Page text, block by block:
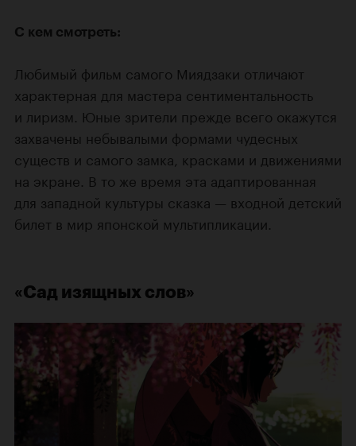
С кем смотреть:
Любимый фильм самого Миядзаки отличают
характерная для мастера сентиментальность
и лиризм. Юные зрители прежде всего окажутся
захвачены небывалыми формами чудесных
существ и самого замка, красками и движениями
на экране. В то же время эта адаптированная
для западной культуры сказка — входной детский
билет в мир японской мультипликации.
«Сад изящных слов»